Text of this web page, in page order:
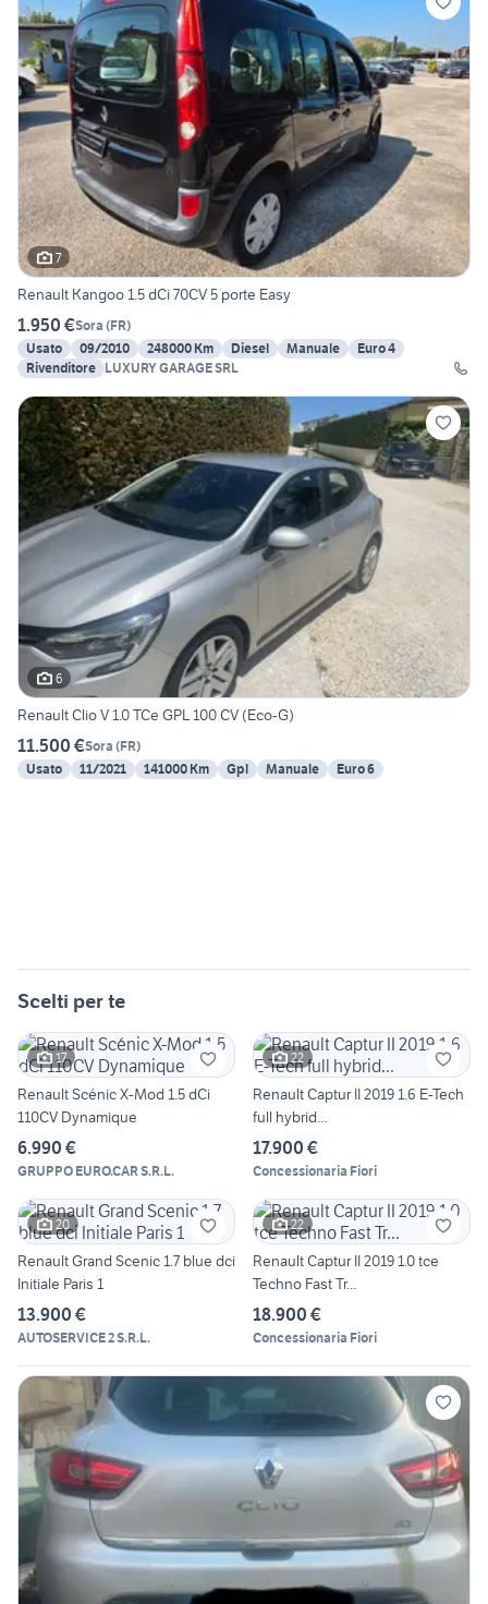
7
Renault Kangoo 1.5 dCi 70CV 5 porte Easy
1.950 €Sora (FR)
Usato
09/2010 248000 Km Diesel Manuale
Euro 4
Rivenditore LUXURY GARAGE SRL
6
Renault Clio V 1.0 TCe GPL 100 CV (Eco-G)
11.500 €Sora (FR)
Usato
11/2021 141000 Km Gpl Manuale Euro 6
Scelti per te
17
Renault Scénic X-Mod 1.5 dCi
110CV Dynamique
6.990 €
GRUPPO EURO.CAR S.R.L.
22
Renault Captur II 2019 1.6 E-Tech
full hybrid...
17.900 €
Concessionaria Fiori
20
Renault Grand Scenic 1.7 blue dci
Initiale Paris 1
13.900 €
AUTOSERVICE 2 S.R.L.
22
Renault Captur II 2019 1.0 tce
Techno Fast Tr...
18.900 €
Concessionaria Fiori